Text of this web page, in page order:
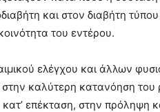
και στον διαβήτη
του εντέρου.
ελέγχου και άλλων
καλύτερη κατανόηση
επέκταση, στην πρόληψη